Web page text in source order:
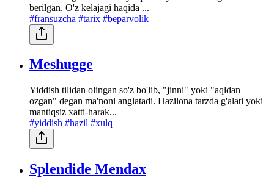
berilgan. O'z kelajagi haqida ...
#fransuzcha #tarix #beparvolik
Meshugge
Yiddish tilidan olingan so'z bo'lib, "jinni" yoki "aqldan
ozgan" degan ma'noni anglatadi. Hazilona tarzda g'alati yoki
mantiqsiz xatti-harak...
#yiddish #hazil #xulq
Splendide Mendax